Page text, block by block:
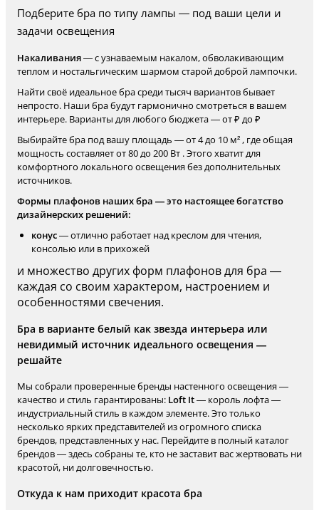
Подберите бра по типу лампы — под ваши цели и
задачи освещения
Накаливания— с узнаваемым накалом, обволакивающим
теплом и ностальгическим шармом старой доброй лампочки.
Найти своё идеальное бра среди тысяч вариантов бывает
непросто. Наши бра будут гармонично смотреться в вашем
интерьере. Варианты для любого бюджета — от ₽ до ₽
Выбирайте бра под вашу площадь — от 4 до 10 м² , где общая
мощность составляет от 80 до 200 Вт . Этого хватит для
комфортного локального освещения без дополнительных
источников.
Формы плафонов наших бра — это настоящее богатство
дизайнерских решений:
конус— отлично работает над креслом для чтения,
консолью или в прихожей
и множество других форм плафонов для бра —
каждая со своим характером, настроением и
особенностями свечения.
Бра в варианте белый как звезда интерьера или
невидимый источник идеального освещения —
решайте
Мы собрали проверенные бренды настенного освещения —
качество и стиль гарантированы: Loft It— король лофта —
индустриальный стиль в каждом элементе. Это только
несколько ярких представителей из огромного списка
брендов, представленных у нас. Перейдите в полный каталог
брендов — здесь собраны те, кто не заставит вас жертвовать ни
красотой, ни долговечностью.
Откуда к нам приходит красота бра